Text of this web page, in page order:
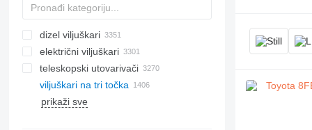
dizel viljuškari
električni viljuškari
teleskopski utovarivači
viljuškari na tri točka
prikaži sve